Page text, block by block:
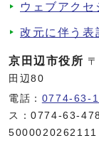
ウェブアクセ
改元に伴う表
京田辺市役所
田辺80
電話： 0774-63-
ス：0774-63-
5000020262111